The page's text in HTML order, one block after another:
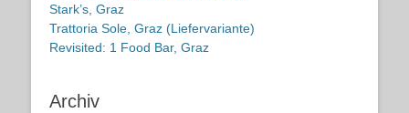
Stark’s, Graz
Trattoria Sole, Graz (Liefervariante)
Revisited: 1 Food Bar, Graz
Archiv